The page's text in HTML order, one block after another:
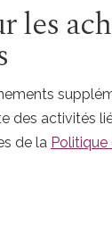
les
des activités
de la Politique